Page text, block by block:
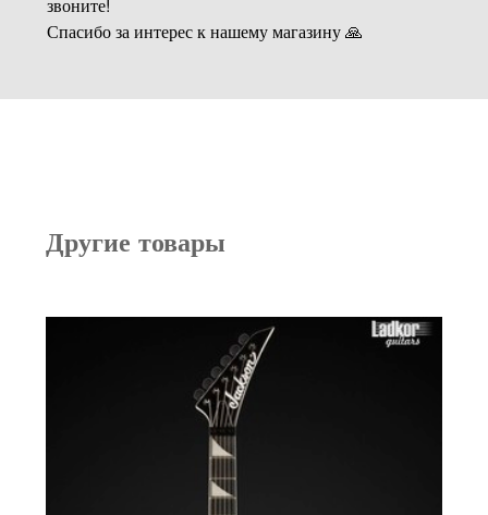
Спасибо за интерес к нашему магазину 🙏
Другие товары